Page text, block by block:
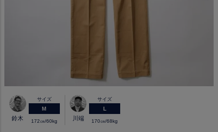
鈴木
サイズ
M
172㎝/60kg 川端
サイズ
L
170㎝/68kg